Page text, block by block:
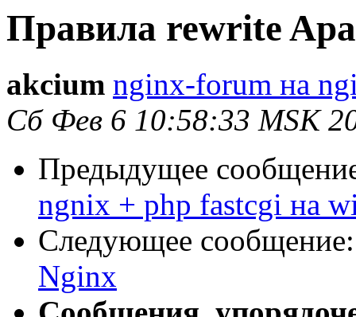
Правила rewrite
akcium nginx-forum на
Сб Фев 6 10:58:33 MSK
Предыдущее
ngnix + php fastcgi на
Следующее
Nginx